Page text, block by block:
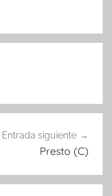
Entrada siguiente
Presto (C)